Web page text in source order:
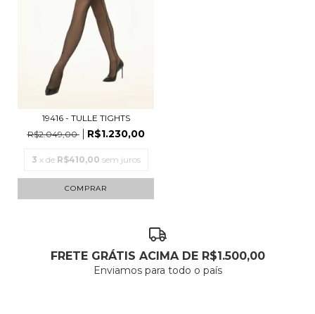
19416 - TULLE TIGHTS
R$2.049,00
R$1.230,00
3 x de R$410,00 sem juros
COMPRAR
FRETE GRÁTIS ACIMA DE R$1.500,00
Enviamos para todo o país